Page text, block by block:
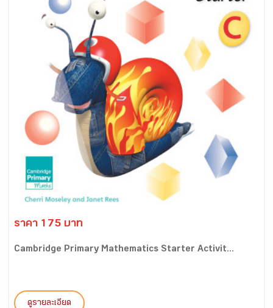
ราคา 175 บาท
Cambridge Primary Mathematics Starter Activit...
ดูรายละเอียด